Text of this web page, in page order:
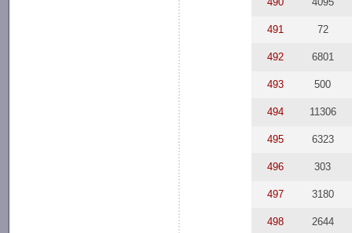
491 72
492 6801
493 500
494 11306
495 6323
496 303
497 3180
498 2644